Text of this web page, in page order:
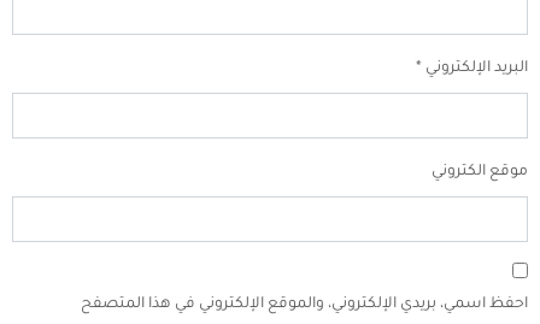
البريد الإلكتروني *
موقع الكتروني
احفظ اسمي، بريدي الإلكتروني، والموقع الإلكتروني في هذا المتصفح